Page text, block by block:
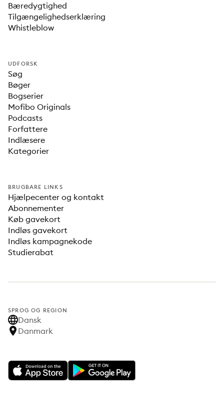
Bæredygtighed
Tilgængelighedserklæring
Whistleblow
UDFORSK
Søg
Bøger
Bogserier
Mofibo Originals
Podcasts
Forfattere
Indlæsere
Kategorier
BRUGBARE LINKS
Hjælpecenter og kontakt
Abonnementer
Køb gavekort
Indløs gavekort
Indløs kampagnekode
Studierabat
SPROG OG REGION
Dansk
Danmark